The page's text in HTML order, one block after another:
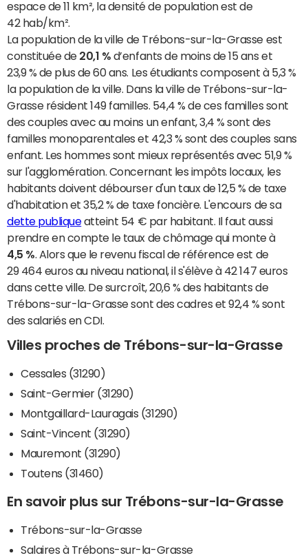
espace de 11 km², la densité de population est de
42 hab/km².
La population de la ville de Trébons-sur-la-Grasse est
constituée de 20,1 % d’enfants de moins de 15 ans et
23,9 % de plus de 60 ans. Les étudiants composent à 5,3 %
la population de la ville. Dans la ville de Trébons-sur-la-
Grasse résident 149 familles. 54,4 % de ces familles sont
des couples avec au moins un enfant, 3,4 % sont des
familles monoparentales et 42,3 % sont des couples sans
enfant. Les hommes sont mieux représentés avec 51,9 %
sur l'agglomération. Concernant les impôts locaux, les
habitants doivent débourser d'un taux de 12,5 % de taxe
d'habitation et 35,2 % de taxe foncière. L'encours de sa
dette publiqueatteint 54 € par habitant. Il faut aussi
prendre en compte le taux de chômage qui monte à
4,5 %. Alors que le revenu fiscal de référence est de
29 464 euros au niveau national, il s'élève à 42 147 euros
dans cette ville. De surcroît, 20,6 % des habitants de
Trébons-sur-la-Grasse sont des cadres et 92,4 % sont
des salariés en CDI.
Villes proches de Trébons-sur-la-Grasse
Cessales (31290)
Saint-Germier (31290)
Montgaillard-Lauragais (31290)
Saint-Vincent (31290)
Mauremont (31290)
Toutens (31460)
En savoir plus sur Trébons-sur-la-Grasse
Trébons-sur-la-Grasse
Salaires à Trébons-sur-la-Grasse